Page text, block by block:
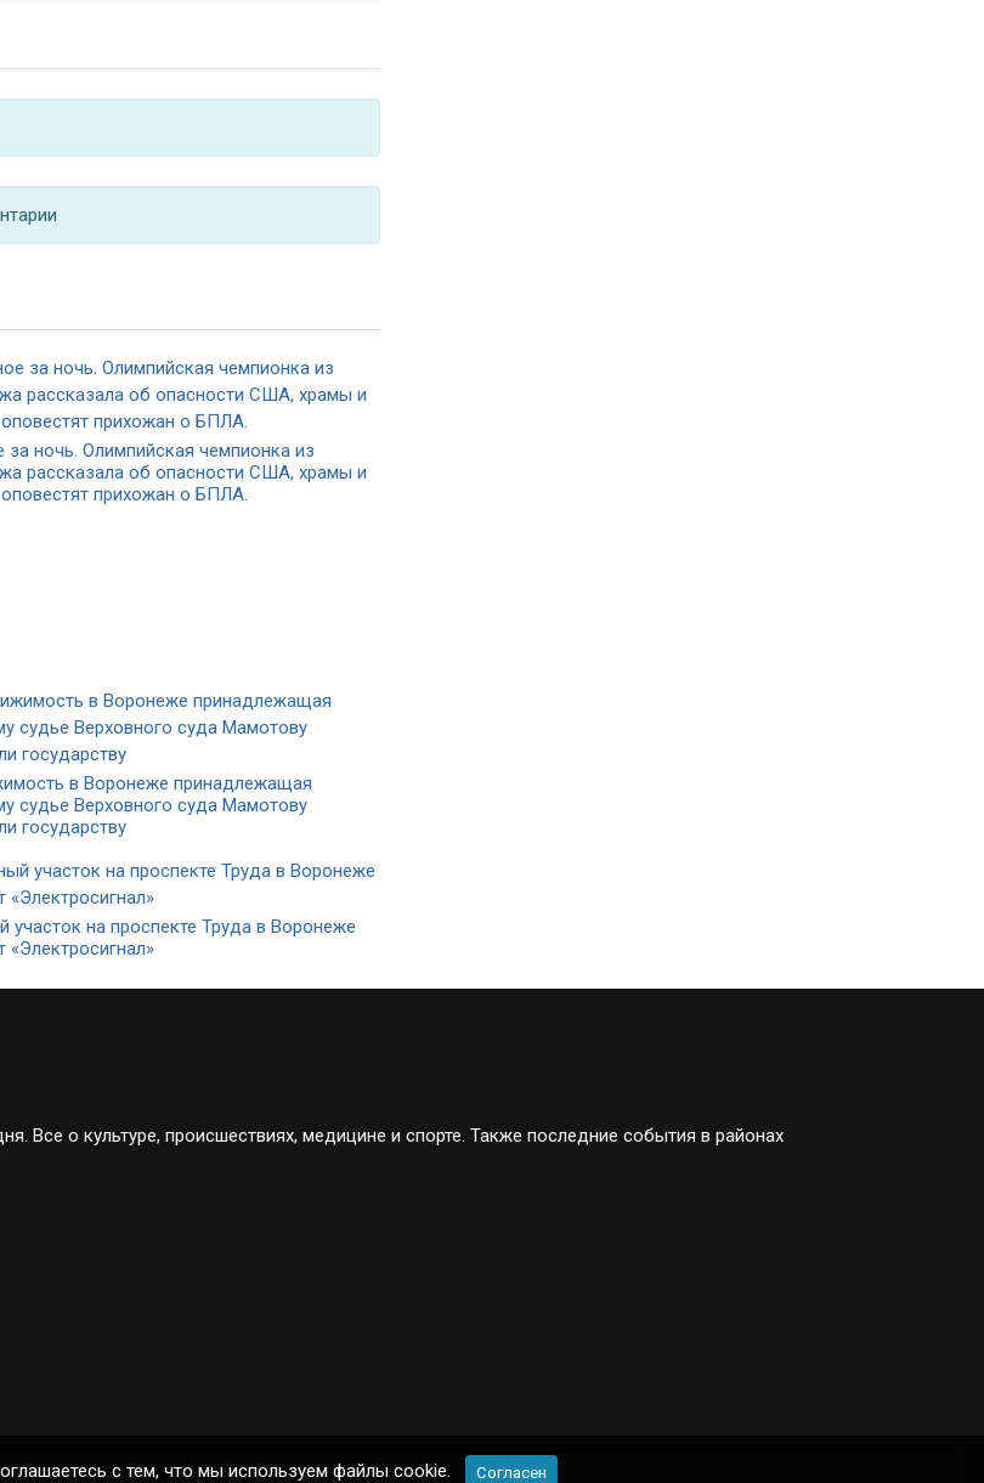
за ночь. Олимпийская чемпионка из
рассказала об опасности США, храмы и
прихожан о БПЛА.
в Воронеже принадлежащая
судье Верховного суда Мамотову
государству
участок на проспекте Труда в Воронеже
«Электросигнал»
Все о культуре, происшествиях, медицине и спорте. Также последние события в районах
с тем, что мы используем файлы cookie. Согласен